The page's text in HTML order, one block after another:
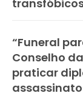
“Funeral
Conselho
praticar